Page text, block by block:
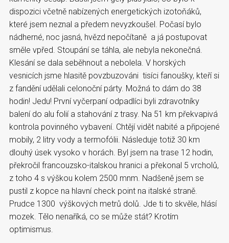
dispozici včetně nabízených energetických izotoňáků,
které jsem neznal a předem nevyzkoušel. Počasí bylo
nádherné, noc jasná, hvězd nepočítaně a já postupovat
směle vpřed. Stoupání se táhla, ale nebyla nekonečná.
Klesání se dala seběhnout a nebolela. V horských
vesnicích jsme hlasitě povzbuzováni tisíci fanoušky, kteří si
z fandění udělali celonoční párty. Možná to dám do 38
hodin! Jedu! První vyčerpaní odpadlíci byli zdravotníky
balení do alu folií a stahování z trasy. Na 51 km překvapivá
kontrola povinného vybavení. Chtějí vidět nabité a připojené
mobily, 2 litry vody a termofólii. Následuje totiž 30 km
dlouhý úsek vysoko v horách. Byl jsem na trase 12 hodin,
překročil francouzsko-italskou hranici a překonal 5 vrcholů,
z toho 4 s výškou kolem 2500 mnm. Nadšeně jsem se
pustil z kopce na hlavní check point na italské straně.
Prudce 1300 výškových metrů dolů. Jde ti to skvěle, hlásí
mozek. Tělo nenaříká, co se může stát? Krotím
optimismus.